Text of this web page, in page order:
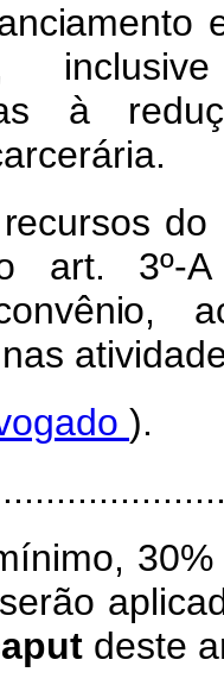
o
s à
recursos do
art. 3º-
,
).
serão
deste